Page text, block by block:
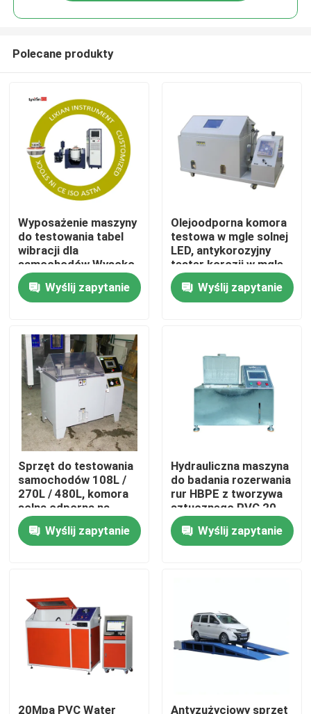
Produkty
Pokaz VR
O nas
Wycieczka po fabryce
Kontrola jakości
Aktualności
Sprawy
Maszyny do badań laboratoryjnych
Polecane produkty
Wyposażenie maszyny
do testowania tabel
wibracji dla
samochodów Wysoko
częstotliwości Linear
sweep 0~6000 Hz/min
Wyślij zapytanie
Olejoodporna komora
testowa w mgle solnej
LED, antykorozyjny
tester korozji w mgle
solnej
Wyślij zapytanie
Sprzęt do testowania
samochodów 108L /
270L / 480L, komora
solna odporna na
alkalia
Wyślij zapytanie
Hydrauliczna maszyna
do badania rozerwania
rur HBPE z tworzywa
sztucznego PVC 20
MPa Maksymalne
ciśnienie HZ-1377
Wyślij zapytanie
20Mpa PVC Water Antyzużyciowy sprzęt